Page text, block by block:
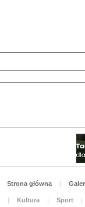
Strona główna |
| Kultura | Sport
|